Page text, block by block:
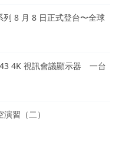
8 月 8 日正式登台〜全球
4K 視訊會議顯示器 一台
習（二）